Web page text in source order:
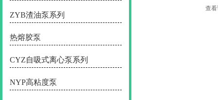
ZYB渣油泵系列
热熔胶泵
CYZ自吸式离心泵系列
NYP高粘度泵
查